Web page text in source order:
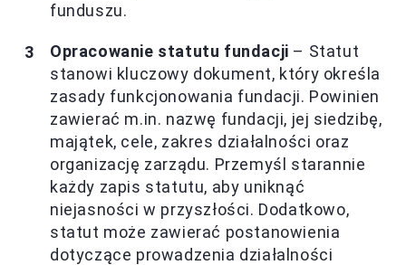
funduszu.
Opracowanie statutu fundacji – Statut
stanowi kluczowy dokument, który określa
zasady funkcjonowania fundacji. Powinien
zawierać m.in. nazwę fundacji, jej siedzibę,
majątek, cele, zakres działalności oraz
organizację zarządu. Przemyśl starannie
każdy zapis statutu, aby uniknąć
niejasności w przyszłości. Dodatkowo,
statut może zawierać postanowienia
dotyczące prowadzenia działalności